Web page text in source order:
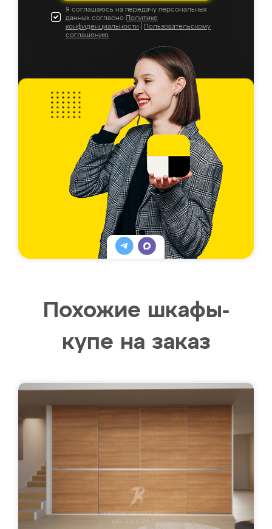
Я соглашаюсь на передачу персональных
данных согласно Политике
конфиденциальности
Пользовательскому
соглашению
Похожие шкафы-
купе на заказ